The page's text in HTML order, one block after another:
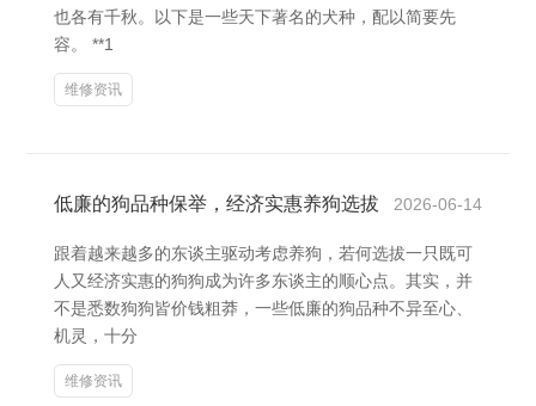
也各有千秋。以下是一些天下著名的犬种，配以简要先
容。 **1
维修资讯
低廉的狗品种保举，经济实惠养狗选拔 2026-06-14
跟着越来越多的东谈主驱动考虑养狗，若何选拔一只既可
人又经济实惠的狗狗成为许多东谈主的顺心点。其实，并
不是悉数狗狗皆价钱粗莽，一些低廉的狗品种不异至心、
机灵，十分
维修资讯